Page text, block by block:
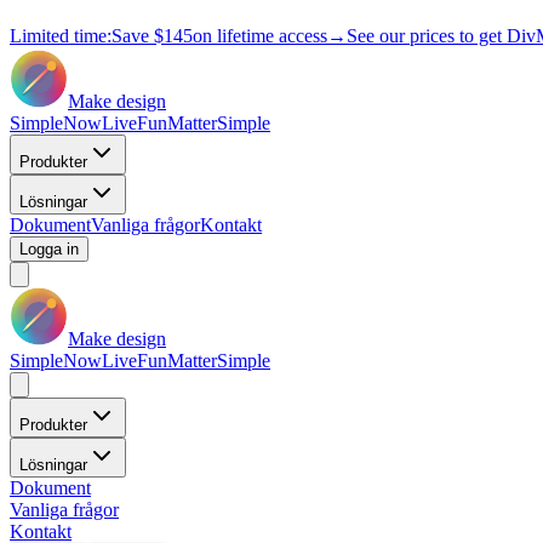
Limited time:Save $145on lifetime access→ See our prices to get
Make design
SimpleNowLiveFunMatterSimple
Produkter
Lösningar
DokumentVanliga frågorKontakt
Logga in
Make design
SimpleNowLiveFunMatterSimple
Produkter
Lösningar
Dokument
Vanliga frågor
Kontakt